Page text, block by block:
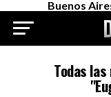
Buenos
Todas